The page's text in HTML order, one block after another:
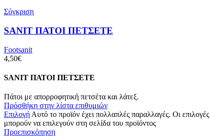
Σύγκριση
SANIT ΠΑΤΟΙ ΠΕΤΣΕΤΕ
Footsanit
4,50€
SANIT ΠΑΤΟΙ ΠΕΤΣΕΤΕ
Πάτοι με απορροφητική πετσέτα και λάτεξ.
Πρόσθήκη στην λίστα επιθυμιών
Επιλογή Αυτό το προϊόν έχει πολλαπλές παραλλαγές. Οι επιλογές
μπορούν να επιλεγούν στη σελίδα του προϊόντος
Προεπισκόπηση